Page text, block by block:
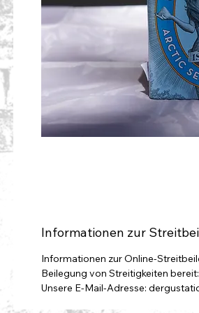
Informationen zur
Informationen zur Online-
Beilegung von Streitigkeiten
Unsere E-Mail-Adresse: